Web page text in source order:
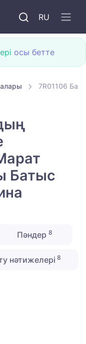
RU
осы бетте
7R01106
Батыс
Пәндер 8
нәтижелері 8